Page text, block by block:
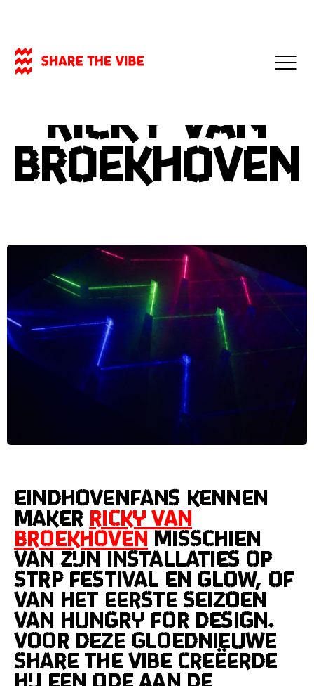
Ricky van
Broekhoven
Eindhovenfans kennen
maker Ricky van
Broekhovenmisschien
van zijn installaties op
STRP Festival en GLOW, of
van het eerste seizoen
van Hungry for Design.
Voor deze gloednieuwe
Share the Vibe creëerde